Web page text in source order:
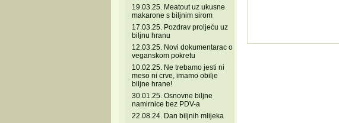
19.03.25. Meatout uz ukusne
makarone s biljnim sirom
17.03.25. Pozdrav proljeću uz
biljnu hranu
12.03.25. Novi dokumentarac o
veganskom pokretu
10.02.25. Ne trebamo jesti ni
meso ni crve, imamo obilje
biljne hrane!
30.01.25. Osnovne biljne
namirnice bez PDV-a
22.08.24. Dan biljnih mlijeka